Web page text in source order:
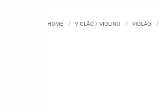
HOME VIOLÃO / VIOLINO VIOLÃO